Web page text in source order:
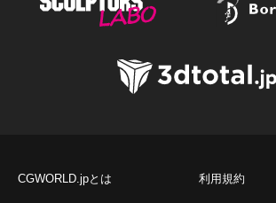
CGWORLD.jpとは 利用規約